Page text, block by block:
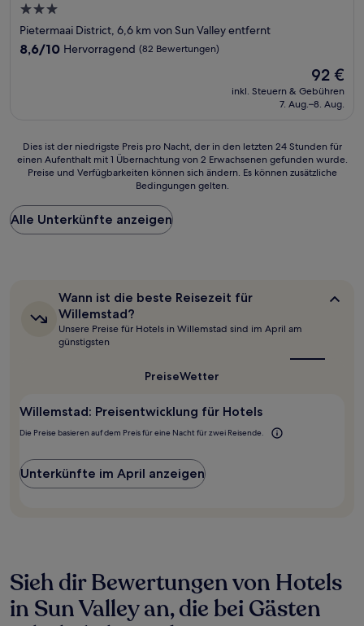
3.0-
Sterne-
Unterkunft
Pietermaai District, 6,6 km von Sun Valley entfernt
8.6
8,6/10 Hervorragend (82 Bewertungen)
Der
Preis
beträgt
92 €
inkl. Steuern & Gebühren
7. Aug.–8. Aug.
Dies
ist
Preis
pro
Nacht,
24 Stunden
Aufenthalt
2 Erwachsenen
wurde.
und
Verfügbarkeiten
zusätzliche
Bedingungen
gelten.
Dies ist der niedrigste Preis pro Nacht, der in den letzten 24 Stunden für
einen Aufenthalt mit 1 Übernachtung von 2 Erwachsenen gefunden wurde.
Preise und Verfügbarkeiten können sich ändern. Es können zusätzliche
Bedingungen gelten.
Alle Unterkünfte anzeigen
Wann
ist
die
beste
Reisezeit
Wann ist die beste Reisezeit für
Willemstad?
Unsere Preise für Hotels in Willemstad sind im April am
günstigsten
PreiseWetter
Willemstad: Preisentwicklung für Hotels
Die Preise basieren auf dem Preis für eine Nacht für zwei Reisende.
Unterkünfte im April anzeigen
Sieh dir Bewertungen von Hotels
in Sun Valley an, die bei Gästen